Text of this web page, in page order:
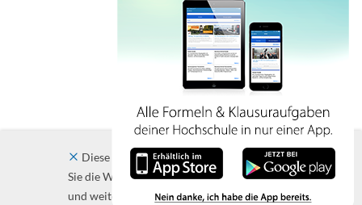
Diese Website verwendet Cookies. Indem
Sie die Website und ihre Angebote nutzen
und weiter navigieren, akzeptieren Sie diese